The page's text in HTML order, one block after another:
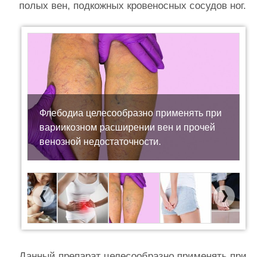
полых вен, подкожных кровеносных сосудов ног.
Флебодиа целесообразно применять при
вариикозном расширении вен и прочей
венозной недостаточности.
Previous Next